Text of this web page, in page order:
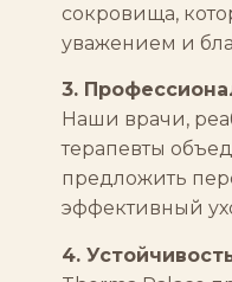
сокровища,
уважением и
3.
Наши врачи,
терапевты
предложить
эффективный
4.